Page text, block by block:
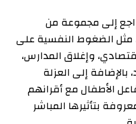
إلى مجموعة من
مثل الضغوط النفسية على
وإغلاق المدارس،
بالإضافة إلى العزلة
الأطفال مع أقرانهم
بتأثيرها المباشر